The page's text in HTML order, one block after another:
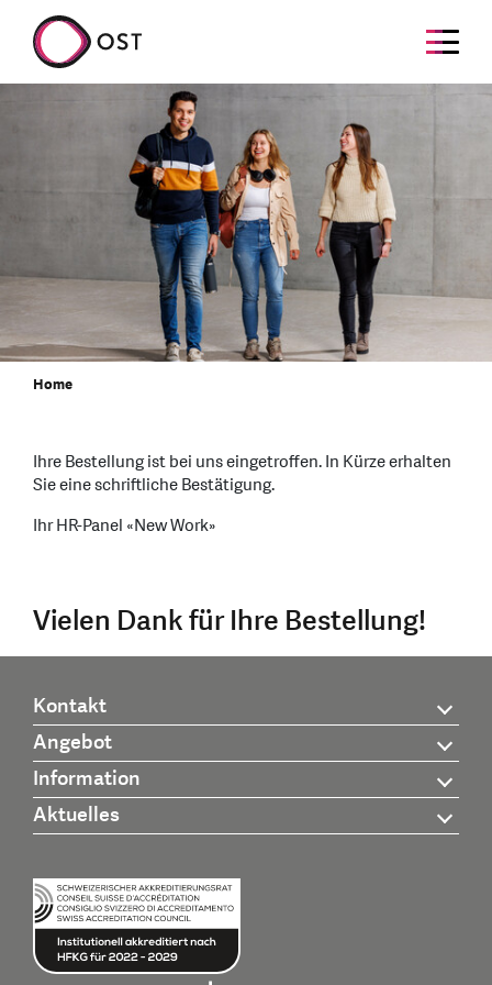
Home
Ihre Bestellung ist bei uns eingetroffen. In Kürze erhalten
Sie eine schriftliche Bestätigung.
Ihr HR-Panel «New Work»
Vielen Dank für Ihre Bestellung!
Kontakt
Angebot
Information
Aktuelles